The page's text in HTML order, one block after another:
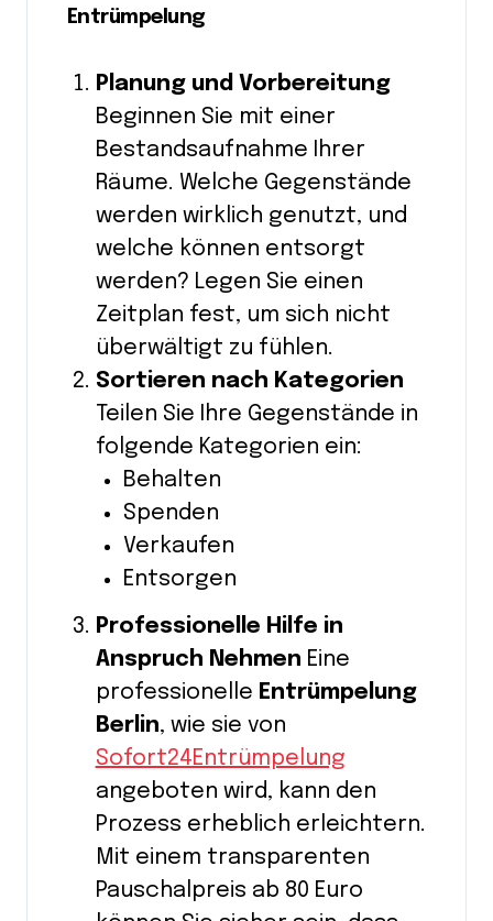
Entrümpelung
Planung und Vorbereitung
Beginnen Sie mit einer
Bestandsaufnahme Ihrer
Räume. Welche Gegenstände
werden wirklich genutzt, und
welche können entsorgt
werden? Legen Sie einen
Zeitplan fest, um sich nicht
überwältigt zu fühlen.
Sortieren nach Kategorien
Teilen Sie Ihre Gegenstände in
folgende Kategorien ein:
Behalten
Spenden
Verkaufen
Entsorgen
Professionelle Hilfe in
Anspruch Nehmen Eine
professionelle Entrümpelung
Berlin, wie sie von
Sofort24Entrümpelung
angeboten wird, kann den
Prozess erheblich erleichtern.
Mit einem transparenten
Pauschalpreis ab 80 Euro